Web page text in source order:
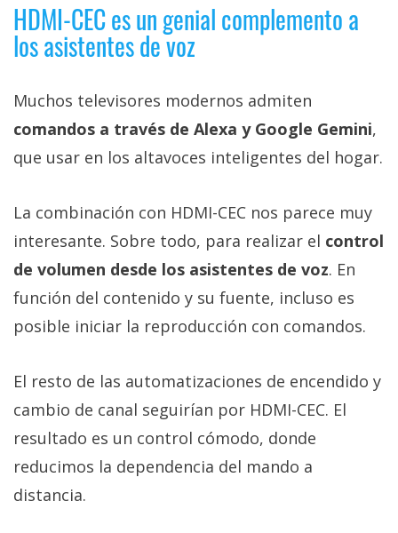
HDMI-CEC es un genial complemento a
los asistentes de voz
Muchos televisores modernos admiten
comandos a través de Alexa y Google Gemini,
que usar en los altavoces inteligentes del hogar.
La combinación con HDMI-CEC nos parece muy
interesante. Sobre todo, para realizar el control
de volumen desde los asistentes de voz. En
función del contenido y su fuente, incluso es
posible iniciar la reproducción con comandos.
El resto de las automatizaciones de encendido y
cambio de canal seguirían por HDMI-CEC. El
resultado es un control cómodo, donde
reducimos la dependencia del mando a
distancia.